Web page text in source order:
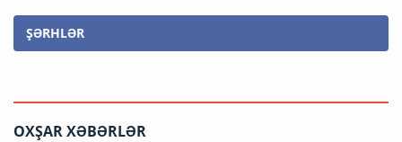
ŞƏRHLƏR
OXŞAR XƏBƏRLƏR